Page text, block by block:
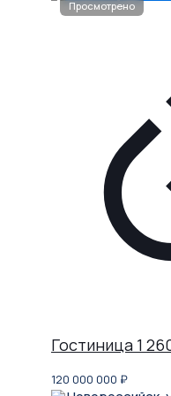
Гостиница 1
120 000 000 ₽